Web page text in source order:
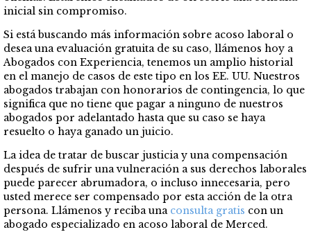
inicial sin compromiso.
Si está buscando más información sobre acoso laboral o
desea una evaluación gratuita de su caso, llámenos hoy a
Abogados con Experiencia, tenemos un amplio historial
en el manejo de casos de este tipo en los EE. UU. Nuestros
abogados trabajan con honorarios de contingencia, lo que
significa que no tiene que pagar a ninguno de nuestros
abogados por adelantado hasta que su caso se haya
resuelto o haya ganado un juicio.
La idea de tratar de buscar justicia y una compensación
después de sufrir una vulneración a sus derechos laborales
puede parecer abrumadora, o incluso innecesaria, pero
usted merece ser compensado por esta acción de la otra
persona. Llámenos y reciba una consulta gratis con un
abogado especializado en acoso laboral de Merced.